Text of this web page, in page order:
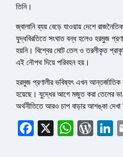
তিনি।
জ্বালানি ব্যয় বেড়ে যাওয়ায় দেশে
যুদ্ধবিরতিতে সংঘাত বন্ধ হলেও হরমুজ
হয়নি। বিশ্বের মোট তেল ও তরলীকৃত
এই নৌপথ দিয়ে পরিবহন হয়।
হরমুজ প্রণালীর ভবিষ্যৎ এখন আন্তর্জাতিক
হয়েছে। যুদ্ধের আগে মজুত করা তেলের
অর্থনীতিতে আরও চাপ বাড়ার আশঙ্কা দেখা
Facebook
X